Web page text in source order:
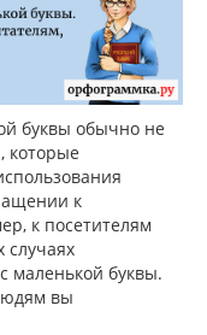
буквы обычно не
которые
к
к посетителям
случаях
маленькой буквы.
вы